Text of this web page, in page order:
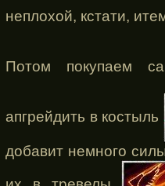
неплохой, кстати,
Потом покупаем
апгрейдить в костыль
добавит немного